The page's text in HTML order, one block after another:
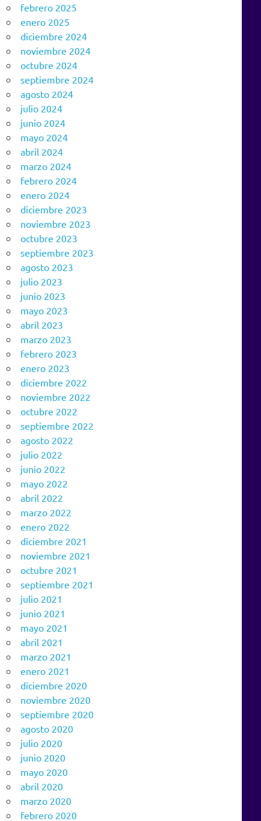
febrero 2025
enero 2025
diciembre 2024
noviembre 2024
octubre 2024
septiembre 2024
agosto 2024
julio 2024
junio 2024
mayo 2024
abril 2024
marzo 2024
febrero 2024
enero 2024
diciembre 2023
noviembre 2023
octubre 2023
septiembre 2023
agosto 2023
julio 2023
junio 2023
mayo 2023
abril 2023
marzo 2023
febrero 2023
enero 2023
diciembre 2022
noviembre 2022
octubre 2022
septiembre 2022
agosto 2022
julio 2022
junio 2022
mayo 2022
abril 2022
marzo 2022
enero 2022
diciembre 2021
noviembre 2021
octubre 2021
septiembre 2021
julio 2021
junio 2021
mayo 2021
abril 2021
marzo 2021
enero 2021
diciembre 2020
noviembre 2020
septiembre 2020
agosto 2020
julio 2020
junio 2020
mayo 2020
abril 2020
marzo 2020
febrero 2020